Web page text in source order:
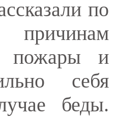
по
пожары и
себя
беды.